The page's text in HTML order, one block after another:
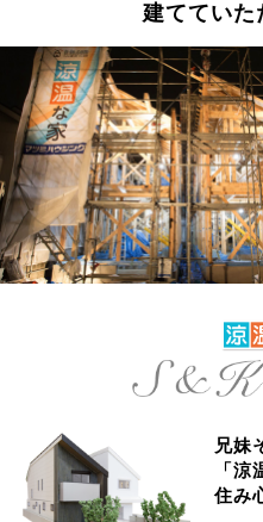
建てていた
兄妹
「涼
住み